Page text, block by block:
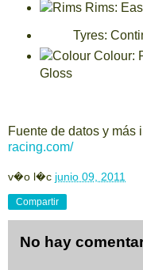
Rims:
Tyres:
Colour:
Gloss
Fuente de datos y más
racing.com/
v�o l�c junio 09, 2011
Compartir
No hay